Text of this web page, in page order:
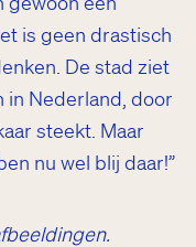
is geen drastisch
De stad ziet
in Nederland, door
steekt. Maar
nu wel blij daar!”